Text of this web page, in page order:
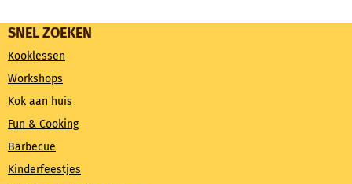
SNEL ZOEKEN
Kooklessen
Workshops
Kok aan huis
Fun & Cooking
Barbecue
Kinderfeestjes